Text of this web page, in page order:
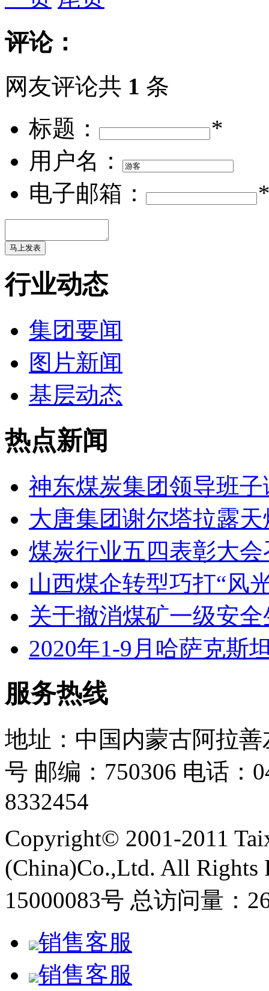
评论：
网友评论共 1 条
标题：
*
用户名：
电子邮箱：
*
马上发表
行业动态
集团要闻
图片新闻
基层动态
热点新闻
神东煤炭集团领导班子
大唐集团谢尔塔拉露
煤炭行业五四表彰大
山西煤企转型巧打“风
关于撤消煤矿一级安
2020年1-9月哈萨克斯
服务热线
地址：中国内蒙古阿拉
号 邮编：750306 电话：
8332454
Copyright© 2001-2011
(China)Co.,Ltd. All Rights
15000083号 总访问量：
销售客服
销售客服